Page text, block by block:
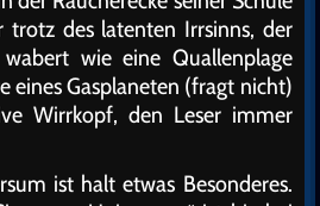
trotz des latenten Irrsinns, der
wie eine Quallenplage
eines Gasplaneten (fragt nicht)
Wirrkopf, den Leser immer
ist halt etwas Besonderes.